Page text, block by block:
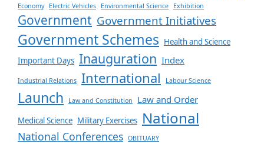
Economy Electric Vehicles Environmental Science Exhibition
Government Government Initiatives
Government Schemes Health and Science
Important Days Inauguration Index
Industrial Relations International Labour Science
Launch Law and Constitution Law and Order
Medical Science Military Exercises National
National Conferences OBITUARY